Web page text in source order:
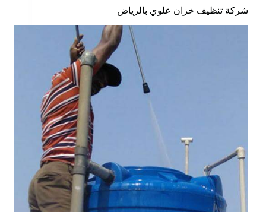
شركة تنظيف خزان علوي بالرياض